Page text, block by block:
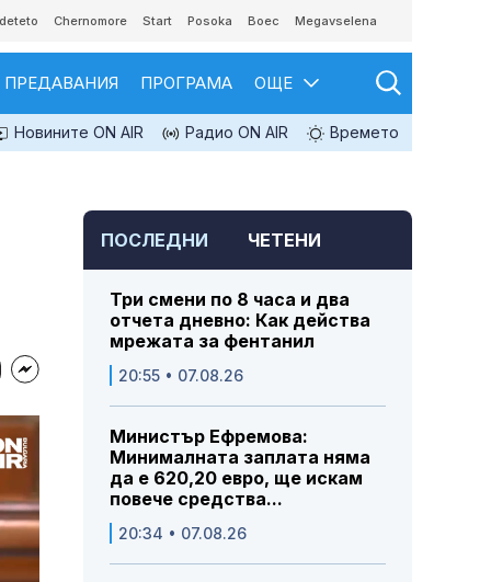
Chernomore Start Posoka Boec Megavselena
ПРЕДАВАНИЯ ПРОГРАМА ОЩЕ
Новините ON AIR Радио ON AIR Времето
ПОСЛЕДНИ ЧЕТЕНИ
Три смени по 8 часа и два
отчета дневно: Как действа
мрежата за фентанил
20:55 • 07.08.26
Министър Ефремова:
Минималната заплата няма
да е 620,20 евро, ще искам
повече средства...
20:34 • 07.08.26